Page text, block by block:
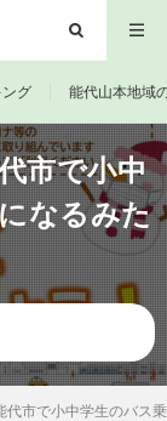
グ 能代山本地域
市で小中
なるみた
代市で小中学生のバス